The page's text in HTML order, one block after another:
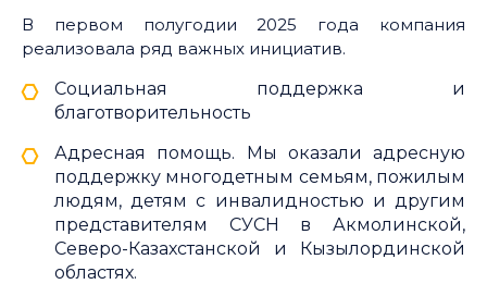
В первом полугодии 2025 года компания
реализовала ряд важных инициатив.
Социальная поддержка и
благотворительность
Адресная помощь. Мы оказали адресную
поддержку многодетным семьям, пожилым
людям, детям с инвалидностью и другим
представителям СУСН в Акмолинской,
Северо-Казахстанской и Кызылординской
областях.